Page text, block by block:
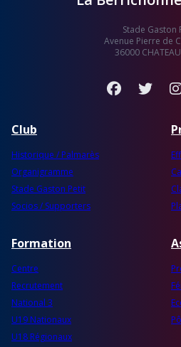
Stade Gaston
Avenue Pierre de
36000
FacebookTwitter
Club
Historique / Palmarès
Organigramme
Stade Gaston Petit
Socios / Supporters
Formation
Centre
Recrutement
National 3
U19 Nationaux
U18 Régionaux